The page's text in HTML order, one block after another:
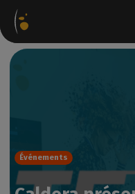
Événements